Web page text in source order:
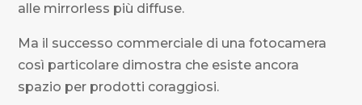
alle mirrorless più diffuse.
Ma il successo commerciale di una fotocamera
così particolare dimostra che esiste ancora
spazio per prodotti coraggiosi.